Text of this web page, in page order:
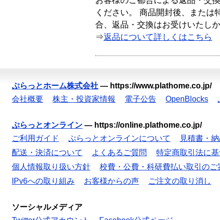
ください。 商品開封後、または
合、返品・交換はお受けいたし
⇒返品について詳しくはこちら
ぷらっとホーム株式会社 — https://www.plathome.co.jp/
会社概要
株主・投資家情報 電子公告 OpenBlocks
ぷらっとオンライン — https://online.plathome.co.jp/
ご利用ガイド
ぷらっとオンラインについて
見積書・
配送・決済について
よくあるご質問
特定商取引法に
個人情報取り扱い方針
校費・公費・科研費払い取引のご
IPv6への取り組み
お客様からの声 ご注文の取り消し
ソーシャルメディア